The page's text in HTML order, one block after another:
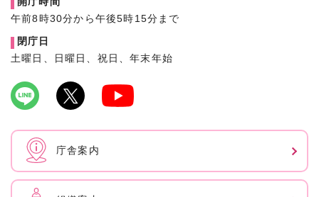
午前8時30分から午後5時15分まで
閉庁日
土曜日、日曜日、祝日、年末年始
庁舎案内